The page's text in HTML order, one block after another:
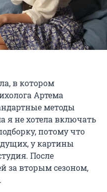
в котором
Артема
методы
я не хотела включать
потому что
у картины
После
за вторым сезоном,